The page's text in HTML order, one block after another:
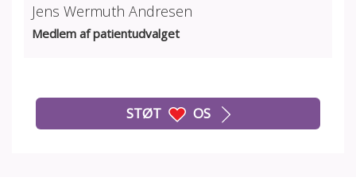
Jens Wermuth Andresen
Medlem af patientudvalget
STØT OS